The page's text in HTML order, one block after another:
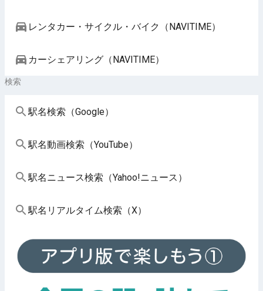
レンタカー・サイクル・バイク（NAVITIME）
カーシェアリング（NAVITIME）
検索
駅名検索（Google）
駅名動画検索（YouTube）
駅名ニュース検索（Yahoo!ニュース）
駅名リアルタイム検索（X）